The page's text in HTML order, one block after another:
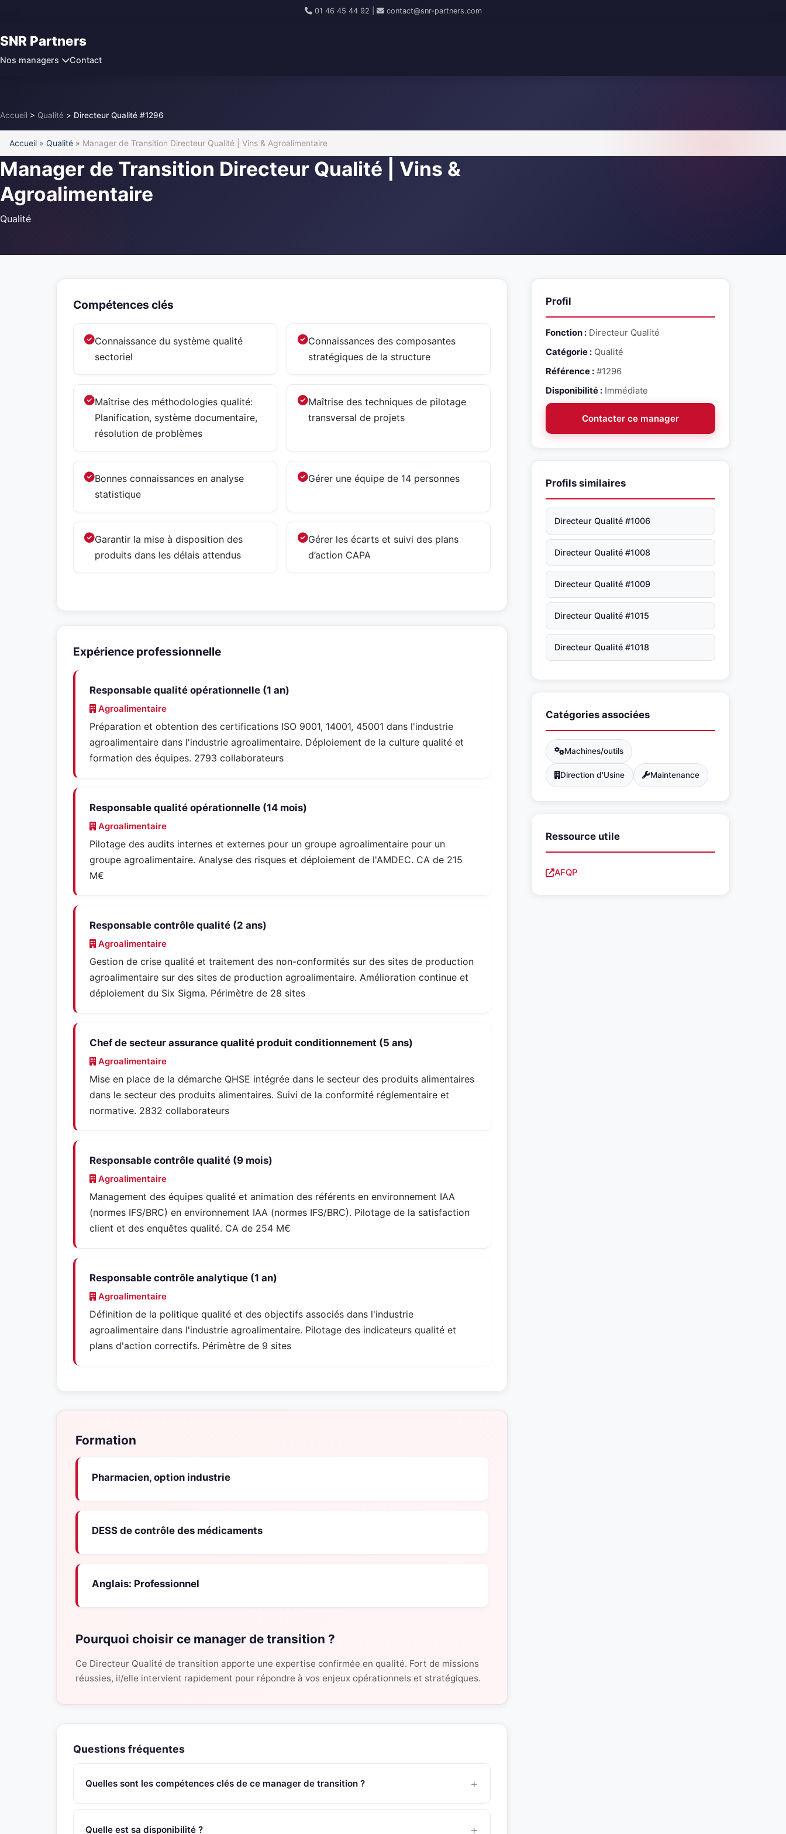
01 46 45 44 92 contact@snr-partners.com
SNR Partners
Nos managers Contact
Accueil > Qualité > Directeur Qualité #1296
Accueil » Qualité » Manager de Transition Directeur Qualité | Vins & Agroalimentaire
Manager de Transition Directeur Qualité | Vins &
Agroalimentaire
Qualité
Compétences clés
Connaissance du système qualité
sectoriel
Connaissances des composantes
stratégiques de la structure
Maîtrise des méthodologies qualité:
Planification, système documentaire,
résolution de problèmes
Maîtrise des techniques de pilotage
transversal de projets
Bonnes connaissances en analyse
statistique
Gérer une équipe de 14 personnes
Garantir la mise à disposition des
produits dans les délais attendus
Gérer les écarts et suivi des plans
d’action CAPA
Expérience professionnelle
Responsable qualité opérationnelle (1 an)
Agroalimentaire
Préparation et obtention des certifications ISO 9001, 14001, 45001 dans l'industrie
agroalimentaire dans l'industrie agroalimentaire. Déploiement de la culture qualité et
formation des équipes. 2793 collaborateurs
Responsable qualité opérationnelle (14 mois)
Agroalimentaire
Pilotage des audits internes et externes pour un groupe agroalimentaire pour un
groupe agroalimentaire. Analyse des risques et déploiement de l'AMDEC. CA de 215
M€
Responsable contrôle qualité (2 ans)
Agroalimentaire
Gestion de crise qualité et traitement des non-conformités sur des sites de production
agroalimentaire sur des sites de production agroalimentaire. Amélioration continue et
déploiement du Six Sigma. Périmètre de 28 sites
Chef de secteur assurance qualité produit conditionnement (5 ans)
Agroalimentaire
Mise en place de la démarche QHSE intégrée dans le secteur des produits alimentaires
dans le secteur des produits alimentaires. Suivi de la conformité réglementaire et
normative. 2832 collaborateurs
Responsable contrôle qualité (9 mois)
Agroalimentaire
Management des équipes qualité et animation des référents en environnement IAA
(normes IFS/BRC) en environnement IAA (normes IFS/BRC). Pilotage de la satisfaction
client et des enquêtes qualité. CA de 254 M€
Responsable contrôle analytique (1 an)
Agroalimentaire
Définition de la politique qualité et des objectifs associés dans l'industrie
agroalimentaire dans l'industrie agroalimentaire. Pilotage des indicateurs qualité et
plans d'action correctifs. Périmètre de 9 sites
Formation
Pharmacien, option industrie
DESS de contrôle des médicaments
Anglais: Professionnel
Pourquoi choisir ce manager de transition ?
Ce Directeur Qualité de transition apporte une expertise confirmée en qualité. Fort de missions
réussies, il/elle intervient rapidement pour répondre à vos enjeux opérationnels et stratégiques.
Questions fréquentes
Quelles sont les compétences clés de ce manager de transition ?
système qualité sectoriel, connaissances des composantes stratégiques de la structure, maîtrise des
Quelle est sa disponibilité ?
Profil
Fonction : Directeur Qualité
Catégorie : Qualité
Référence : #1296
Disponibilité : Immédiate
Contacter ce manager
Profils similaires
Directeur Qualité #1006
Directeur Qualité #1008
Directeur Qualité #1009
Directeur Qualité #1015
Directeur Qualité #1018
Catégories associées
Machines/outils
Direction d'Usine Maintenance
Ressource utile
AFQP